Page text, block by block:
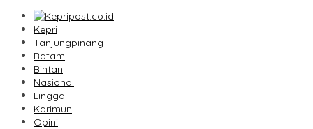
Kepri
Tanjungpinang
Batam
Bintan
Nasional
Lingga
Karimun
Opini